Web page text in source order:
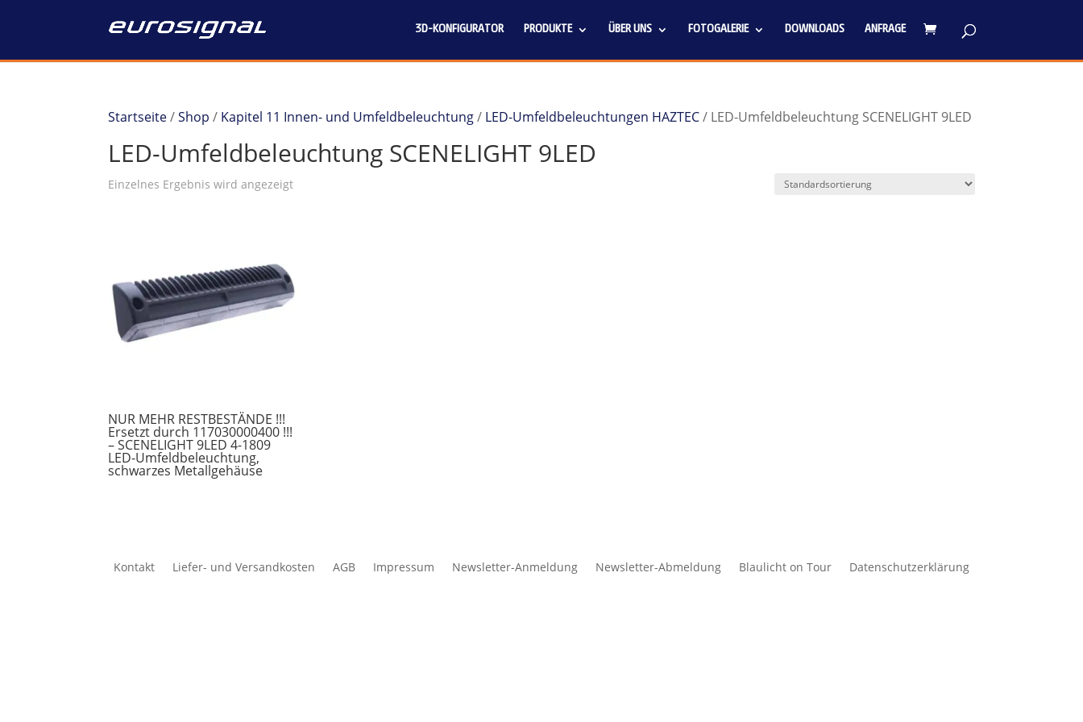
3D-KONFIGURATOR PRODUKTE ÜBER UNS FOTOGALERIE DOWNLOADS ANFRAGE
Startseite/Shop / Kapitel 11 Innen- und Umfeldbeleuchtung/ LED-Umfeldbeleuchtungen HAZTEC/ LED-Umfeldbeleuchtung SCENELIGHT 9LED
LED-Umfeldbeleuchtung SCENELIGHT 9LED
Einzelnes Ergebnis wird angezeigt
NUR MEHR RESTBESTÄNDE !!!
Ersetzt durch 117030000400 !!!
– SCENELIGHT 9LED 4-1809
LED-Umfeldbeleuchtung,
schwarzes Metallgehäuse
Kontakt Liefer- und Versandkosten AGB Impressum Newsletter-Anmeldung Newsletter-Abmeldung Blaulicht on Tour Datenschutzerklärung